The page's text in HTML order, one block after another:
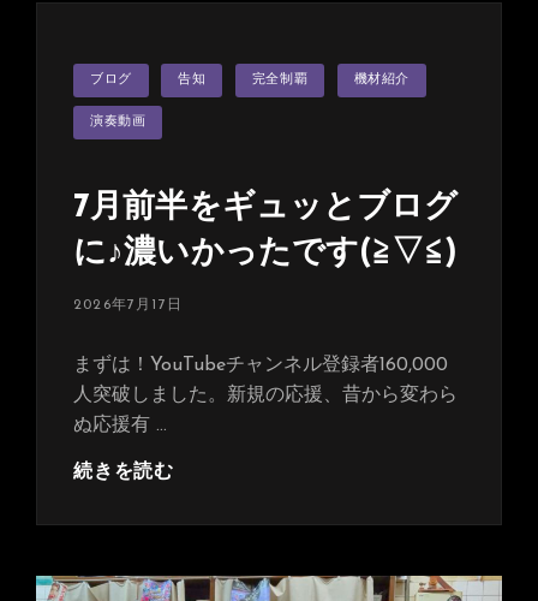
カ
ゴ
ー
ブログ 告知 完全制覇 機材紹介
演奏動画
7月前半をギュッとブログ
に♪濃いかったです(≧▽≦)
投
2026年7月17日
まずは！YouTubeチャンネル登録者160,000
人突破しました。新規の応援、昔から変わら
ぬ応援有 …
続きを読む
前
を